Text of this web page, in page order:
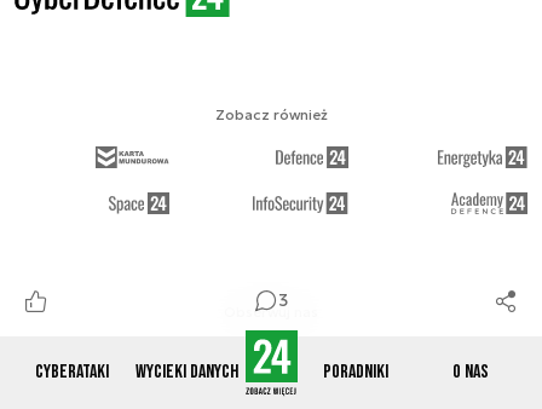
Cyberataki Wycieki danych Poradniki O nas
3
Obserwuj nas
Zobacz również